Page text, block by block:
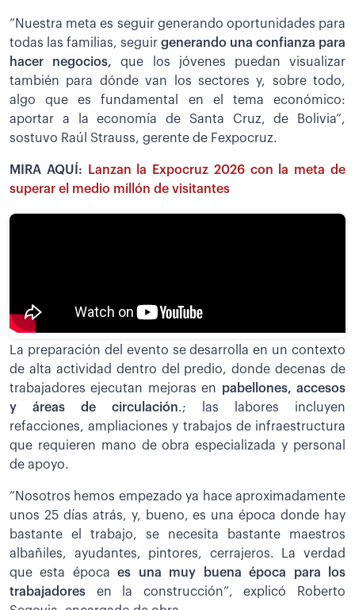
”Nuestra meta es seguir generando oportunidades para
todas las familias, seguir generando una confianza para
hacer negocios,que los jóvenes puedan visualizar
también para dónde van los sectores y, sobre todo,
algo que es fundamental en el tema económico:
aportar a la economía de Santa Cruz, de Bolivia”,
sostuvo Raúl Strauss, gerente de Fexpocruz.
MIRA AQUÍ:
Lanzan la Expocruz 2026 con la meta de
superar el medio millón de visitantes
La preparación del evento se desarrolla en un contexto
de alta actividad dentro del predio, donde decenas de
trabajadores ejecutan mejoras en pabellones, accesos
y áreas de circulación.; las labores incluyen
refacciones, ampliaciones y trabajos de infraestructura
que requieren mano de obra especializada y personal
de apoyo.
”Nosotros hemos empezado ya hace aproximadamente
unos 25 días atrás, y, bueno, es una época donde hay
bastante el trabajo, se necesita bastante maestros
albañiles, ayudantes, pintores, cerrajeros. La verdad
que esta épocaes una muy buena época para los
trabajadores en la construcción”, explicó Roberto